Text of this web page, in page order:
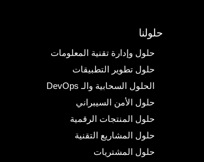
حلولنا
حلول وإدارة تقنية المعلومات
حلول تطوير التطبيقات
الحلول السحابية والـ DevOps
حلول الأمن السيبراني
حلول المنتجات الرقمية
حلول المشاريع التقنية
حلول المشتريات